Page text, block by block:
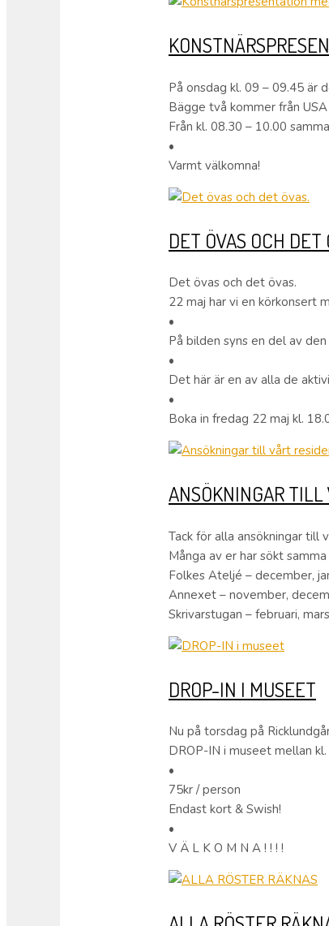
På onsdag kl. 09 – 09.45 är
Bägge två kommer från
Från kl. 08.30 – 10.00
•
Varmt välkomna!
DET ÖVAS OCH DET
Det övas och det övas.
22 maj har vi en körkonsert
•
På bilden syns en del av
•
Det här är en av alla de
•
Boka in fredag 22 maj kl.
ANSÖKNINGAR TILL
Tack för alla ansökningar till
Många av er har sökt
Folkes Ateljé – december,
Annexet – november,
Skrivarstugan – februari,
DROP-IN I MUSEET
Nu på torsdag på
DROP-IN i museet mellan
•
75kr / person
Endast kort & Swish!
•
V Ä L K O M N A ! ! ! !